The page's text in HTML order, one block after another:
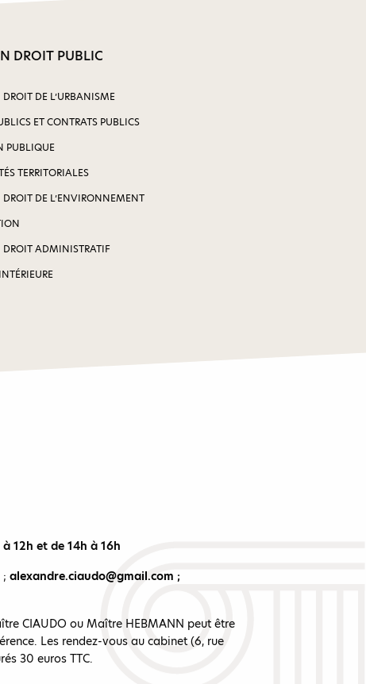
DROIT PUBLIC
DE L’URBANISME
ET CONTRATS PUBLICS
PUBLIQUE
TERRITORIALES
DE L’ENVIRONNEMENT
DROIT ADMINISTRATIF
12h et de 14h à 16h
; alexandre.ciaudo@gmail.com ;
CIAUDO ou Maître HEBMANN peut être
Les rendez-vous au cabinet (6, rue
30 euros TTC.